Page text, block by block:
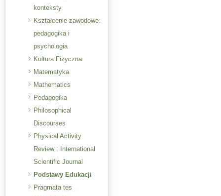
konteksty
Kształcenie zawodowe:
pedagogika i
psychologia
Kultura Fizyczna
Matematyka
Mathematics
Pedagogika
Philosophical
Discourses
Physical Activity
Review : International
Scientific Journal
Podstawy Edukacji
Pragmata tes